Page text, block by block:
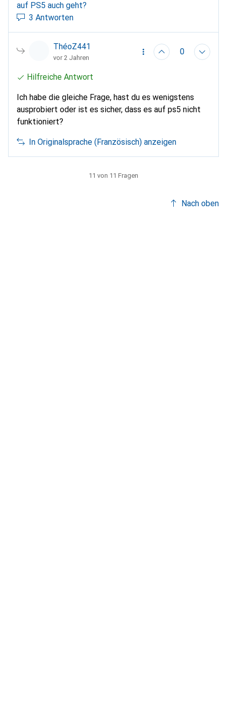
auf PS5 auch geht?
3 Antworten
ThéoZ441
vor 2 Jahren
0
Hilfreiche Antwort
Ich habe die gleiche Frage, hast du es wenigstens
ausprobiert oder ist es sicher, dass es auf ps5 nicht
funktioniert?
In Originalsprache (Französisch) anzeigen
11 von 11 Fragen
Nach oben